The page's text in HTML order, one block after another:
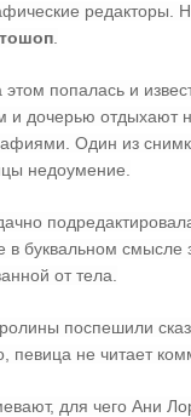
редакторы.
этом попалась и
и дочерью отдыхают
Один из
недоумение.
в буквальном смысле
от тела.
поспешили
певица не читает
для чего Ани